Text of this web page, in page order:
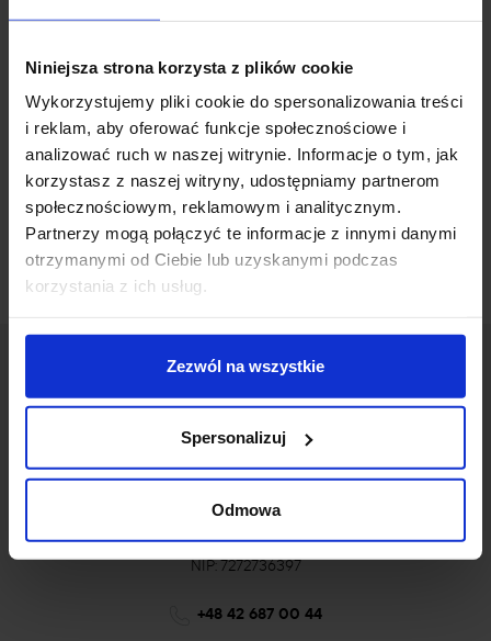
Niniejsza strona korzysta z plików cookie
Wykorzystujemy pliki cookie do spersonalizowania treści
i reklam, aby oferować funkcje społecznościowe i
analizować ruch w naszej witrynie. Informacje o tym, jak
korzystasz z naszej witryny, udostępniamy partnerom
społecznościowym, reklamowym i analitycznym.
Partnerzy mogą połączyć te informacje z innymi danymi
otrzymanymi od Ciebie lub uzyskanymi podczas
korzystania z ich usług.
Zezwól na wszystkie
Spersonalizuj
Odmowa
Partnerzy studiów
ul. Wileńska 53/55
94-016 Łódź
NIP: 7272736397
+48 42 687 00 44